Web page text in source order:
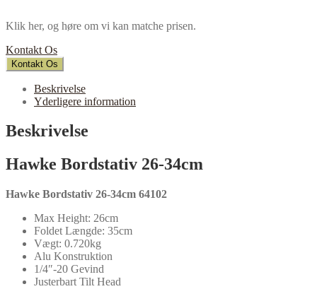
Klik her, og høre om vi kan matche prisen.
Kontakt Os
Kontakt Os
Beskrivelse
Yderligere information
Beskrivelse
Hawke Bordstativ 26-34cm
Hawke Bordstativ 26-34cm 64102
Max Height: 26cm
Foldet Længde: 35cm
Vægt: 0.720kg
Alu Konstruktion
1/4″-20 Gevind
Justerbart Tilt Head